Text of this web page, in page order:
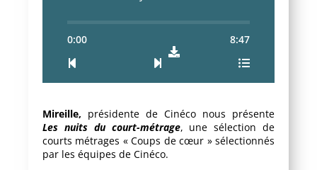
0:00 8:47
Mireille, présidente de Cinéco nous présente
Les nuits du court-métrage, une sélection de
courts métrages « Coups de cœur » sélectionnés
par les équipes de Cinéco.